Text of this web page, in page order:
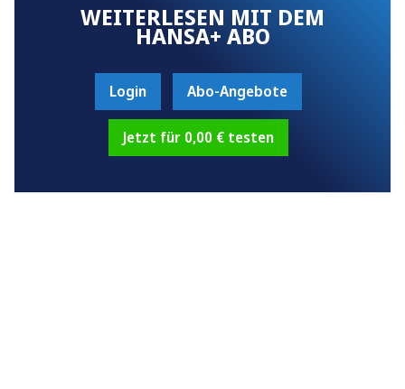
WEITERLESEN MIT DEM
HANSA+ ABO
Login Abo-Angebote
Jetzt für 0,00 € testen